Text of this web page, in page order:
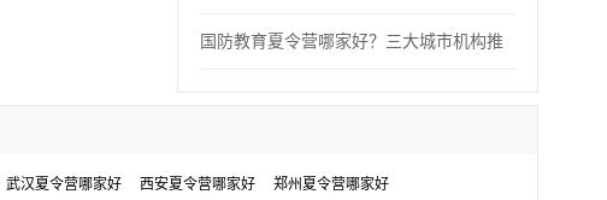
国防教育夏令营哪家好？三大城市机构推
武汉夏令营哪家好 西安夏令营哪家好 郑州夏令营哪家好